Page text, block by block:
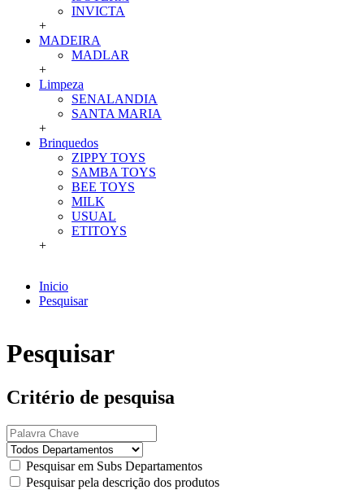
INVICTA
+
MADEIRA
MADLAR
+
Limpeza
SENALANDIA
SANTA MARIA
+
Brinquedos
ZIPPY TOYS
SAMBA TOYS
BEE TOYS
MILK
USUAL
ETITOYS
+
Inicio
Pesquisar
Pesquisar
Critério de pesquisa
Pesquisar em Subs Departamentos
Pesquisar pela descrição dos produtos